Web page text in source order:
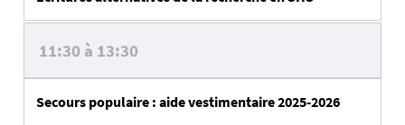
11:30 à 13:30
Secours populaire : aide vestimentaire 2025-2026